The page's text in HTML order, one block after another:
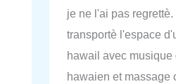
je ne l'ai pas regrettè.
transportè l'espace
hawail avec musique
hawaien et massage